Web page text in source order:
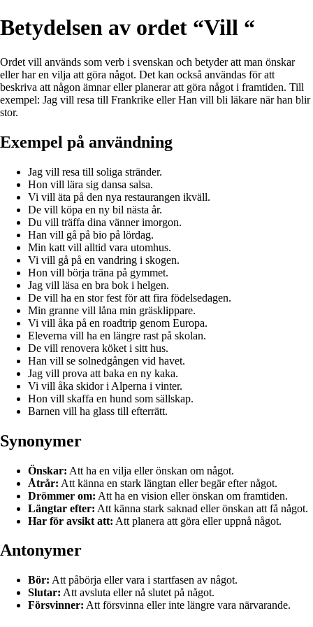
Betydelsen av ordet “Vill “
Ordet vill används som verb i svenskan och betyder att man önskar
eller har en vilja att göra något. Det kan också användas för att
beskriva att någon ämnar eller planerar att göra något i framtiden. Till
exempel: Jag vill resa till Frankrike eller Han vill bli läkare när han blir
stor.
Exempel på användning
Jag vill resa till soliga stränder.
Hon vill lära sig dansa salsa.
Vi vill äta på den nya restaurangen ikväll.
De vill köpa en ny bil nästa år.
Du vill träffa dina vänner imorgon.
Han vill gå på bio på lördag.
Min katt vill alltid vara utomhus.
Vi vill gå på en vandring i skogen.
Hon vill börja träna på gymmet.
Jag vill läsa en bra bok i helgen.
De vill ha en stor fest för att fira födelsedagen.
Min granne vill låna min gräsklippare.
Vi vill åka på en roadtrip genom Europa.
Eleverna vill ha en längre rast på skolan.
De vill renovera köket i sitt hus.
Han vill se solnedgången vid havet.
Jag vill prova att baka en ny kaka.
Vi vill åka skidor i Alperna i vinter.
Hon vill skaffa en hund som sällskap.
Barnen vill ha glass till efterrätt.
Synonymer
Önskar: Att ha en vilja eller önskan om något.
Åtrår: Att känna en stark längtan eller begär efter något.
Drömmer om: Att ha en vision eller önskan om framtiden.
Längtar efter: Att känna stark saknad eller önskan att få något.
Har för avsikt att: Att planera att göra eller uppnå något.
Antonymer
Bör: Att påbörja eller vara i startfasen av något.
Slutar: Att avsluta eller nå slutet på något.
Försvinner: Att försvinna eller inte längre vara närvarande.